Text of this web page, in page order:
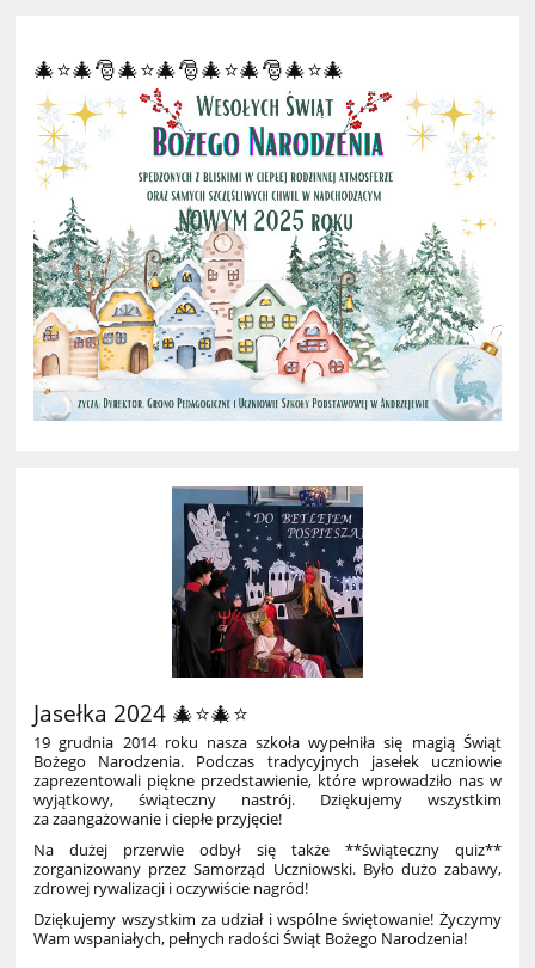
🎄⭐🎄🎅🎄⭐🎄🎅🎄⭐🎄🎅🎄⭐🎄
Jasełka 2024 🎄⭐🎄⭐
19 grudnia 2014 roku nasza szkoła wypełniła się magią Świąt
Bożego Narodzenia. Podczas tradycyjnych jasełek uczniowie
zaprezentowali piękne przedstawienie, które wprowadziło nas w
wyjątkowy, świąteczny nastrój. Dziękujemy wszystkim
za zaangażowanie i ciepłe przyjęcie!
Na dużej przerwie odbył się także **świąteczny quiz**
zorganizowany przez Samorząd Uczniowski. Było dużo zabawy,
zdrowej rywalizacji i oczywiście nagród!
Dziękujemy wszystkim za udział i wspólne świętowanie! Życzymy
Wam wspaniałych, pełnych radości Świąt Bożego Narodzenia!